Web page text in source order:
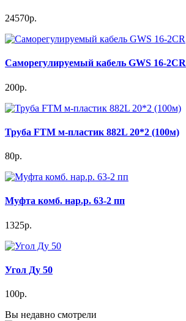
24570р.
Саморегулируемый кабель GWS 16-2CR
200р.
Труба FTM м-пластик 882L 20*2 (100м)
80р.
Муфта комб. нар.р. 63-2 пп
1325р.
Угол Ду 50
100р.
Вы недавно смотрели